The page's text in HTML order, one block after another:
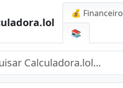
💰 Financeiro
📚